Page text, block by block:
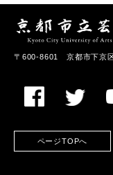
〒600-8601 京都市下京
ページTOPへ